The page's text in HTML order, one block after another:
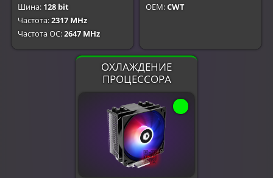
Шина: 128 bit
Частота:2317 MHz
Частота OC:2647 MHz
OEM:CWT
ОХЛАЖДЕНИЕ
ПРОЦЕССОРА